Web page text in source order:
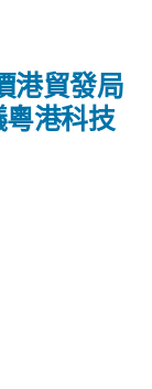
港貿發局
港科技